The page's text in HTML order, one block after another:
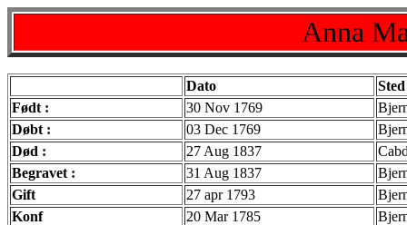
Anna
Dato
Sted
Født :
30 Nov 1769
Døbt :
03 Dec 1769
Død :
27 Aug 1837
Begravet :
31 Aug 1837
Gift
27 apr 1793
Konf
20 Mar 1785